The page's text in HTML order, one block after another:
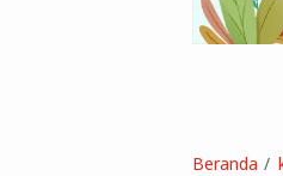
Beranda